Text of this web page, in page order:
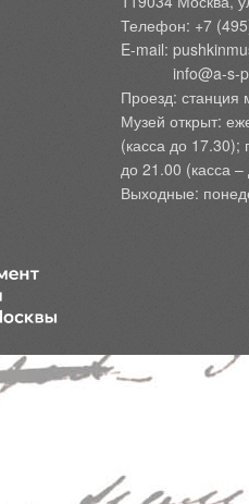
Телефон: +7
E-mail:
Проезд: станция
Музей открыт:
(касса до 17.30);
до 21.00 (касса
Выходные: